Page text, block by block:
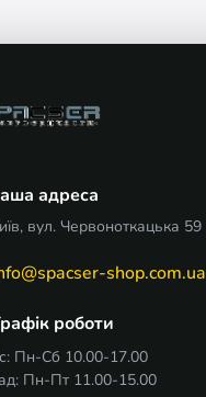
адреса
вул. Червоноткацька 59
shop.com.ua
роботи
Пн-Сб 10.00-17.00
Пн-Пт 11.00-15.00